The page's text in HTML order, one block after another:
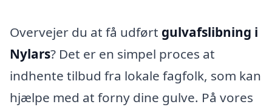
Overvejer du at få udført gulvafslibning i
Nylars? Det er en simpel proces at
indhente tilbud fra lokale fagfolk, som kan
hjælpe med at forny dine gulve. På vores